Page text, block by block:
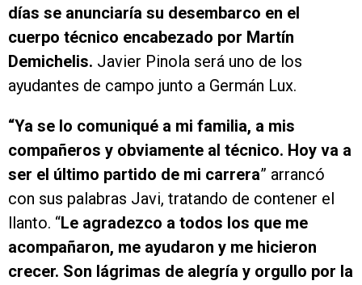
días se anunciaría su desembarco en el
cuerpo técnico encabezado por Martín
Demichelis. Javier Pinola será uno de los
ayudantes de campo junto a Germán Lux.
“Ya se lo comuniqué a mi familia, a mis
compañeros y obviamente al técnico. Hoy va a
ser el último partido de mi carrera” arrancó
con sus palabras Javi, tratando de contener el
llanto. “Le agradezco a todos los que me
acompañaron, me ayudaron y me hicieron
crecer. Son lágrimas de alegría y orgullo por la